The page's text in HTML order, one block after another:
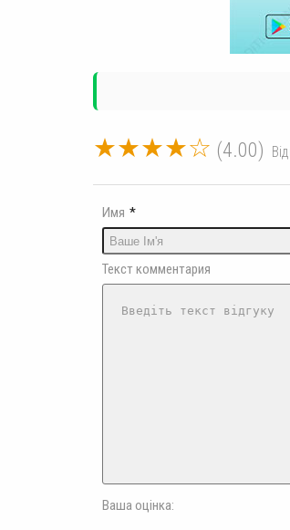
★★★★☆ (4.00)
Имя *
Текст комментария
Ваша оцінка: